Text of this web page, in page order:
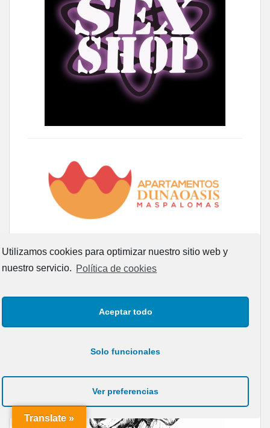
Utilizamos cookies para optimizar nuestro sitio web y
nuestro servicio. Política de cookies
Aceptar todo
Solo funcionales
Ver preferencias
Translate »